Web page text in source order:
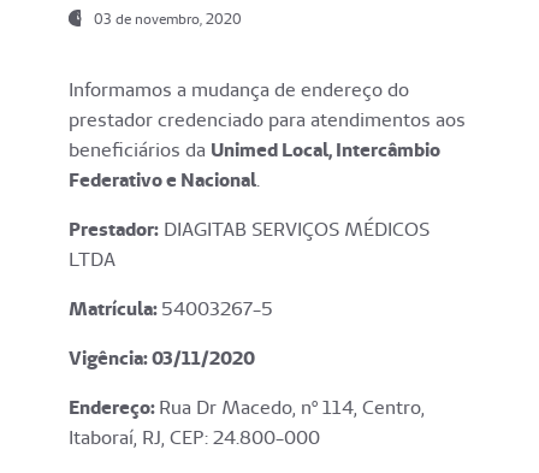
03 de novembro, 2020
Informamos a mudança de endereço do
prestador credenciado para atendimentos aos
beneficiários da Unimed Local, Intercâmbio
Federativo e Nacional.
Prestador: DIAGITAB SERVIÇOS MÉDICOS
LTDA
Matrícula:54003267-5
Vigência: 03/11/2020
Endereço:Rua Dr Macedo, nº 114, Centro,
Itaboraí, RJ, CEP: 24.800-000